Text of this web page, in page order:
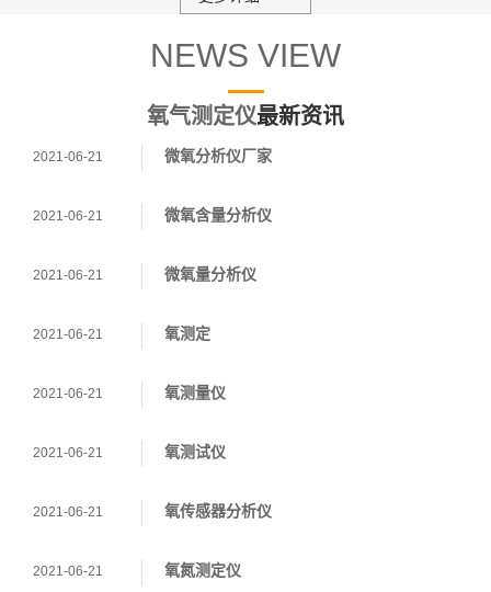
NEWS VIEW
氧气测定仪最新资讯
2021-06-21 微氧分析仪厂家
2021-06-21 微氧含量分析仪
2021-06-21 微氧量分析仪
2021-06-21 氧测定
2021-06-21 氧测量仪
2021-06-21 氧测试仪
2021-06-21 氧传感器分析仪
2021-06-21 氧氮测定仪